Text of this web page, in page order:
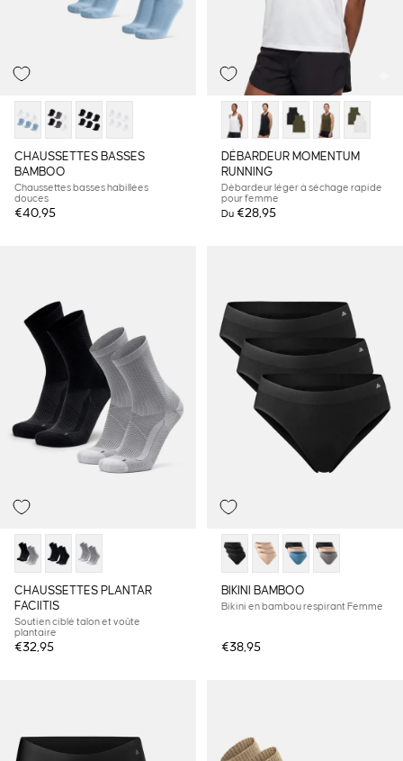
CHAUSSETTES BASSES
BAMBOO
Chaussettes basses habillées
douces
€40,95
DÉBARDEUR MOMENTUM
RUNNING
Débardeur léger à séchage rapide
pour femme
Du €28,95
CHAUSSETTES PLANTAR
FACIITIS
Soutien ciblé talon et voûte
plantaire
€32,95
BIKINI BAMBOO
Bikini en bambou respirant Femme
€38,95